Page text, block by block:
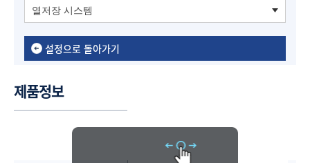
설정으로 돌아가기
제품정보